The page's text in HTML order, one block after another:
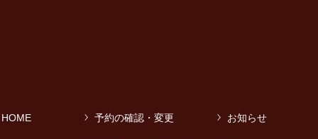
HOME 予約の確認・変更 お知らせ